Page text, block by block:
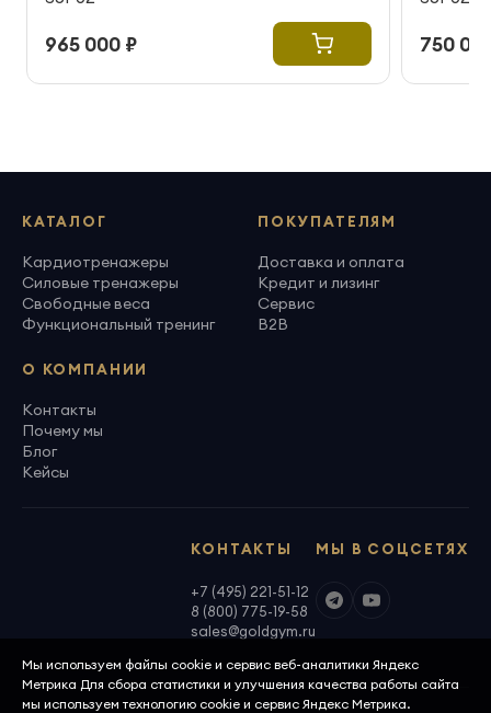
965 000 ₽ 750
КАТАЛОГ
Кардиотренажеры
Силовые тренажеры
Свободные веса
Функциональный тренинг
ПОКУПАТЕЛЯМ
Доставка и оплата
Кредит и лизинг
Сервис
B2B
О КОМПАНИИ
Контакты
Почему мы
Блог
Кейсы
МЫ В СОЦСЕТЯХ
КОНТАКТЫ
+7 (495) 221-51-12
8 (800) 775-19-58
sales@goldgym.ru
Мы используем файлы cookie и сервис веб-аналитики Яндекс
Метрика Для сбора статистики и улучшения качества работы сайта
мы используем технологию cookie и сервис Яндекс Метрика.